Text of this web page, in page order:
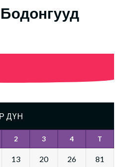
ДҮН
2 3 4 T
13 20 26 81